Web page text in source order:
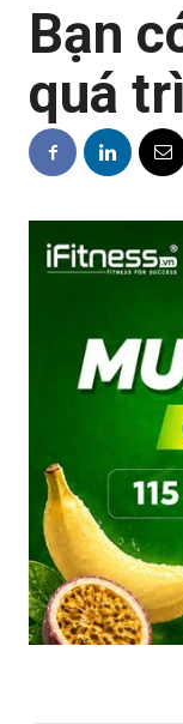
Bạn
quá